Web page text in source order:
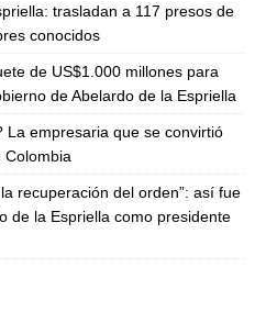
trasladan a 117 presos de
conocidos
de US$1.000 millones para
de Abelardo de la Espriella
La empresaria que se convirtió
recuperación del orden”: así fue
de la Espriella como presidente